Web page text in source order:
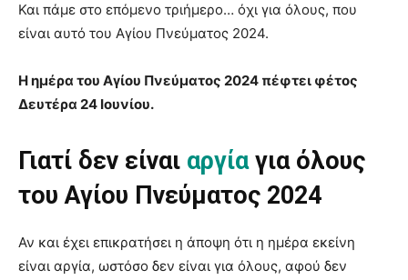
Και πάμε στο επόμενο τριήμερο… όχι για όλους, που
είναι αυτό του Αγίου Πνεύματος 2024.
Η ημέρα του Αγίου Πνεύματος 2024 πέφτει φέτος
Δευτέρα 24 Ιουνίου.
Γιατί δεν είναι αργίαγια όλους
του Αγίου Πνεύματος 2024
Αν και έχει επικρατήσει η άποψη ότι η ημέρα εκείνη
είναι αργία, ωστόσο δεν είναι για όλους, αφού δεν